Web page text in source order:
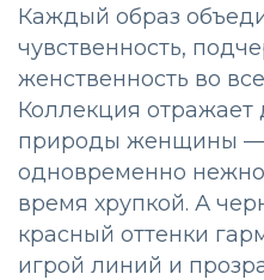
Каждый образ
чувственность,
женственность во
Коллекция отражает
природы женщины —
одновременно
время хрупкой. А
красный оттенки
игрой линий и